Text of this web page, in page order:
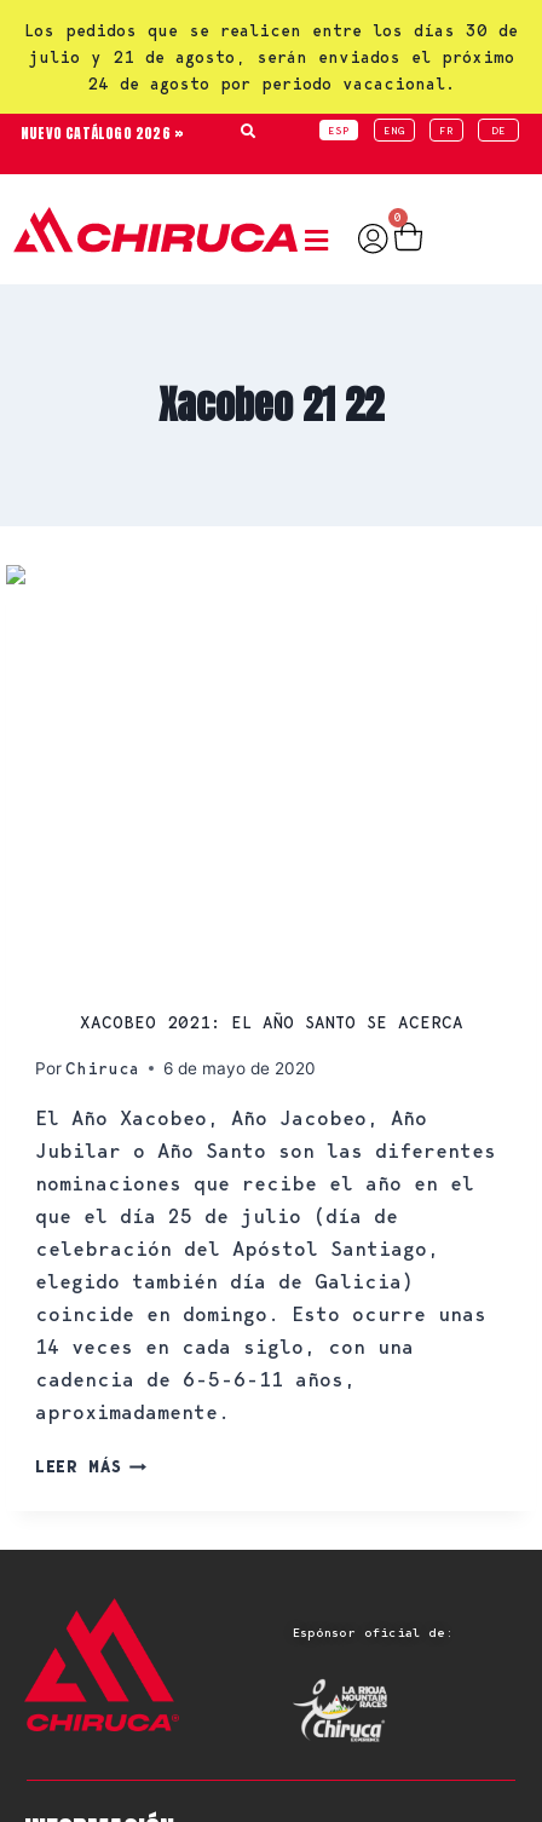
Los pedidos que se realicen entre los días 30 de
julio y 21 de agosto, serán enviados el próximo
24 de agosto por periodo vacacional.
NUEVO CATÁLOGO 2026 » ESP ENG FR DE
0
Xacobeo 21 22
XACOBEO 2021: EL AÑO SANTO SE ACERCA
PorChiruca 6 de mayo de 2020
El Año Xacobeo, Año Jacobeo, Año
Jubilar o Año Santo son las diferentes
nominaciones que recibe el año en el
que el día 25 de julio (día de
celebración del Apóstol Santiago,
elegido también día de Galicia)
coincide en domingo. Esto ocurre unas
14 veces en cada siglo, con una
cadencia de 6-5-6-11 años,
aproximadamente.
LEER MÁS
Espónsor oficial de: